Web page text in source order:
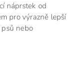
náprstek od
pro výrazně lepší
nebo